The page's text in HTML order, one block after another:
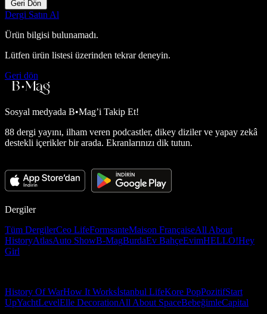
Geri Dön
Dergi Satın Al
Ürün bilgisi bulunamadı.
Lütfen ürün listesi üzerinden tekrar deneyin.
Geri dön
Sosyal medyada B•Mag’i Takip Et!
88 dergi yayını, ilham veren podcastler, dikey diziler ve yapay zekâ
destekli içerikler bir arada. Ekranlarınızı dik tutun.
Dergiler
Tüm DergilerCeo LifeFormsanteMaison FrançaiseAll About
HistoryAtlasAuto ShowB-MagBurdaEv BahçeEvimHELLO!Hey
Girl
History Of WarHow It Worksİstanbul LifeKore PopPozitifStart
UpYachtLevelElle DecorationAll About SpaceBebeğimleCapital